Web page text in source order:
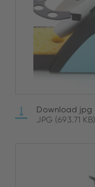
Download jpg
JPG (693.71 KB)